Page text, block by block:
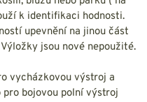
k identifikaci hodnosti.
upevnění na jinou část
jsou nové nepoužité.
vycházkovou výstroj a
bojovou polní výstroj